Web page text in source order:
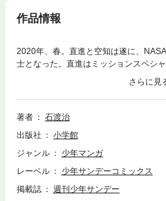
作品情報
2020年、春。直進と空知は遂に、
士となった。直進はミッションスペシ
る。半年後、空知は日本人初の宇宙パ
た。直進はじめ皆が、長年の夢を叶え
やかと交信できるマイチは、さやかか
安な一言を告げられていた。
著者
石渡治
出版社
小学館
ジャンル
少年マンガ
レーベル
少年サンデーコミックス
掲載誌
週刊少年サンデー